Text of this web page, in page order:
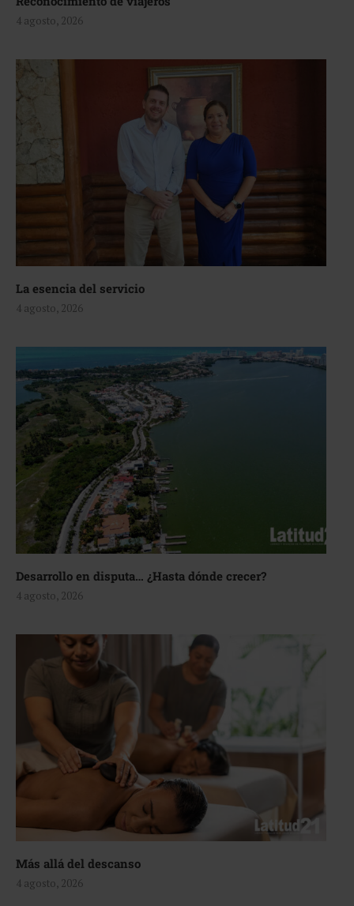
4 agosto, 2026
La esencia del servicio
4 agosto, 2026
Desarrollo en disputa… ¿Hasta dónde crecer?
4 agosto, 2026
Más allá del descanso
4 agosto, 2026